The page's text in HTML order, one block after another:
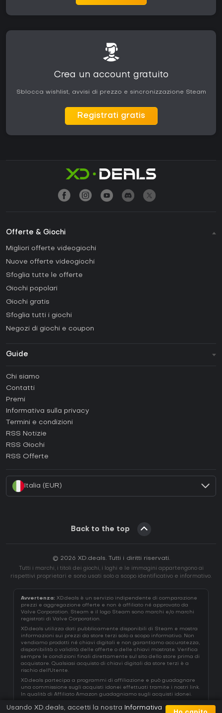
Crea un account gratuito
Sblocca wishlist, avvisi di prezzo e sincronizzazione Steam
Registrati gratis
Offerte & Giochi
Migliori offerte videogiochi
Nuove offerte videogiochi
Sfoglia tutte le offerte
Giochi popolari
Giochi gratis
Sfoglia tutti i giochi
Negozi di giochi e coupon
Guide
Come attivare una Steam CD Key?
Come attivare una Epic Games CD Key?
Come attivare una GOG CD Key?
Come attivare una Ubisoft Connect CD Key?
Chi siamo
Contatti
Premi
Informativa sulla privacy
Termini e condizioni
RSS Notizie
RSS Giochi
RSS Offerte
Italia (EUR)
Back to the top
© 2026 XD.deals. Tutti i diritti riservati.
Tutti i marchi, i titoli dei giochi, i loghi e le immagini appartengono ai
rispettivi proprietari e sono usati solo a scopo identificativo e informativo.
Avvertenza: XD.deals è un servizio indipendente di comparazione
prezzi e aggregazione offerte e non è affiliato né approvato da
Valve Corporation. Steam e il logo Steam sono marchi e/o marchi
registrati di Valve Corporation.
XD.deals utilizza dati pubblicamente disponibili di Steam e mostra
informazioni sui prezzi da store terzi solo a scopo informativo. Non
vendiamo prodotti né chiavi digitali e non garantiamo accuratezza,
disponibilità o validità delle offerte o delle chiavi mostrate. Verifica
sempre le condizioni finali direttamente sul sito dello store prima di
acquistare. Qualsiasi acquisto di chiavi digitali da store terzi è a
rischio dell'Utente.
XD.deals partecipa a programmi di affiliazione e può guadagnare
una commissione sugli acquisti idonei effettuati tramite i nostri link.
In qualità di Affiliato Amazon guadagniamo sugli acquisti idonei.
Usando XD.deals, accetti la nostra Informativa